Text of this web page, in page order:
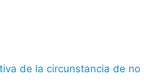
de la circunstancia de no